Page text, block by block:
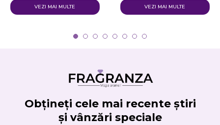
VEZI MAI MULTE VEZI MAI MULTE
Obțineți cele mai recente știri
și vânzări speciale